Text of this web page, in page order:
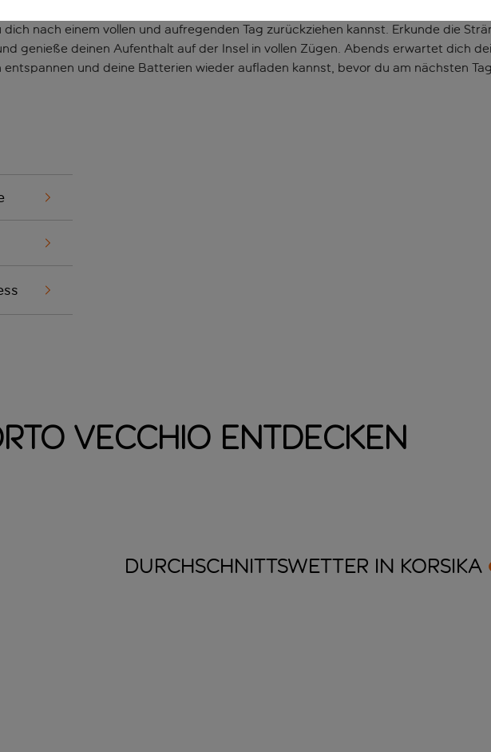
kannst. Durch eine Mischung aus exzellenter Ausstattung,
dich nach einem vollen und aufregenden Tag zurückziehen kannst. Erkunde die
genieße deinen Aufenthalt auf der Insel in vollen Zügen. Abends erwartet dich
und deine Batterien wieder aufladen kannst, bevor du am nächsten
Vecchio entdecken
DURCHSCHNITTSWETTER IN KORSIKA